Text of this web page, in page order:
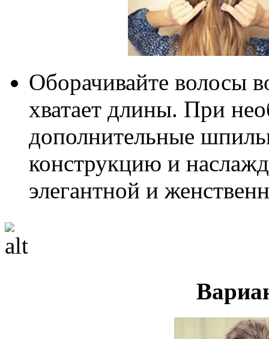
Оборачивайте волосы
хватает длины. При
дополнительные
конструкцию и
элегантной и